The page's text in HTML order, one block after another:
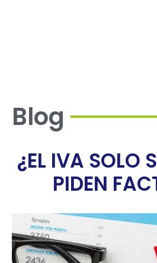
Blog
¿EL IVA SOLO
PIDEN